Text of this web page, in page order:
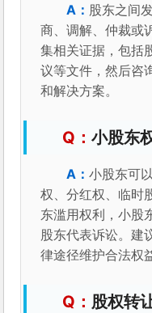
股东之间
商、调解、仲裁或
集相关证据，包括
议等文件，然后咨
和解决方案。
小股东
小股东可
权、分红权、临时
东滥用权利，小股
股东代表诉讼。建
律途径维护合法权
股权转